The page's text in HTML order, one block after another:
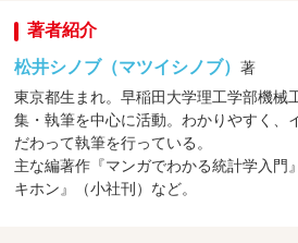
著者紹介
松井シノブ（マツイシノブ）著
東京都生まれ。早稲田大学理工学部機械
集・執筆を中心に活動。わかりやすく、
だわって執筆を行っている。
主な編著作『マンガでわかる統計学入門
キホン』（小社刊）など。